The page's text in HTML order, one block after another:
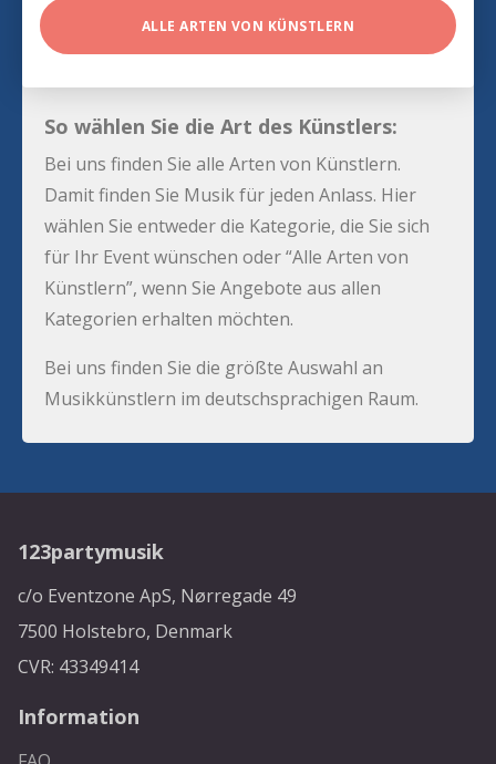
ALLE ARTEN VON KÜNSTLERN
So wählen Sie die Art des Künstlers:
Bei uns finden Sie alle Arten von Künstlern.
Damit finden Sie Musik für jeden Anlass. Hier
wählen Sie entweder die Kategorie, die Sie sich
für Ihr Event wünschen oder “Alle Arten von
Künstlern”, wenn Sie Angebote aus allen
Kategorien erhalten möchten.
Bei uns finden Sie die größte Auswahl an
Musikkünstlern im deutschsprachigen Raum.
123partymusik
c/o Eventzone ApS, Nørregade 49
7500 Holstebro, Denmark
CVR: 43349414
Information